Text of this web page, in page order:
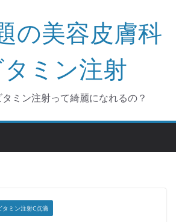
の美容皮膚科
ミン注射
ミン注射って綺麗になれるの？
タミン注射C点滴